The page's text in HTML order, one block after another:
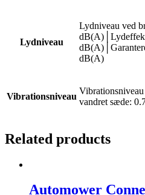
Lydniveau
Lydniveau ved
dB(A)
Vibrationsniveau
vandret sæde:
Related products
Automower